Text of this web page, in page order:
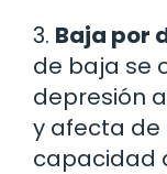
3. Baja por
de baja se
depresión
y afecta de
capacidad